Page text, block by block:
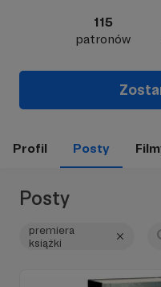
115
patronów
Profil Posty
Posty
premiera
książki